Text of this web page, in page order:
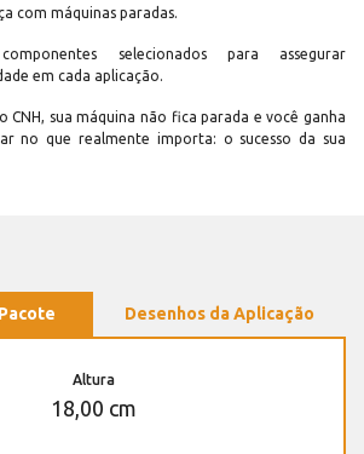
com máquinas paradas.
selecionados para assegurar
em cada aplicação.
CNH, sua máquina não fica parada e você ganha
no que realmente importa: o sucesso da sua
Desenhos da Aplicação
Altura
18,00 cm